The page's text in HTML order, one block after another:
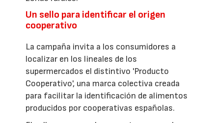
Un sello para identificar el origen
cooperativo
La campaña invita a los consumidores a
localizar en los lineales de los
supermercados el distintivo 'Producto
Cooperativo', una marca colectiva creada
para facilitar la identificación de alimentos
producidos por cooperativas españolas.